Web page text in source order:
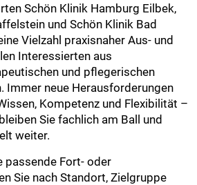
Schön Klinik Hamburg Eilbek,
und Schön Klinik Bad
Vielzahl praxisnaher Aus- und
Interessierten aus
und pflegerischen
Immer neue Herausforderungen
Kompetenz und Flexibilität –
Sie fachlich am Ball und
weiter.
passende Fort- oder
Sie nach Standort, Zielgruppe